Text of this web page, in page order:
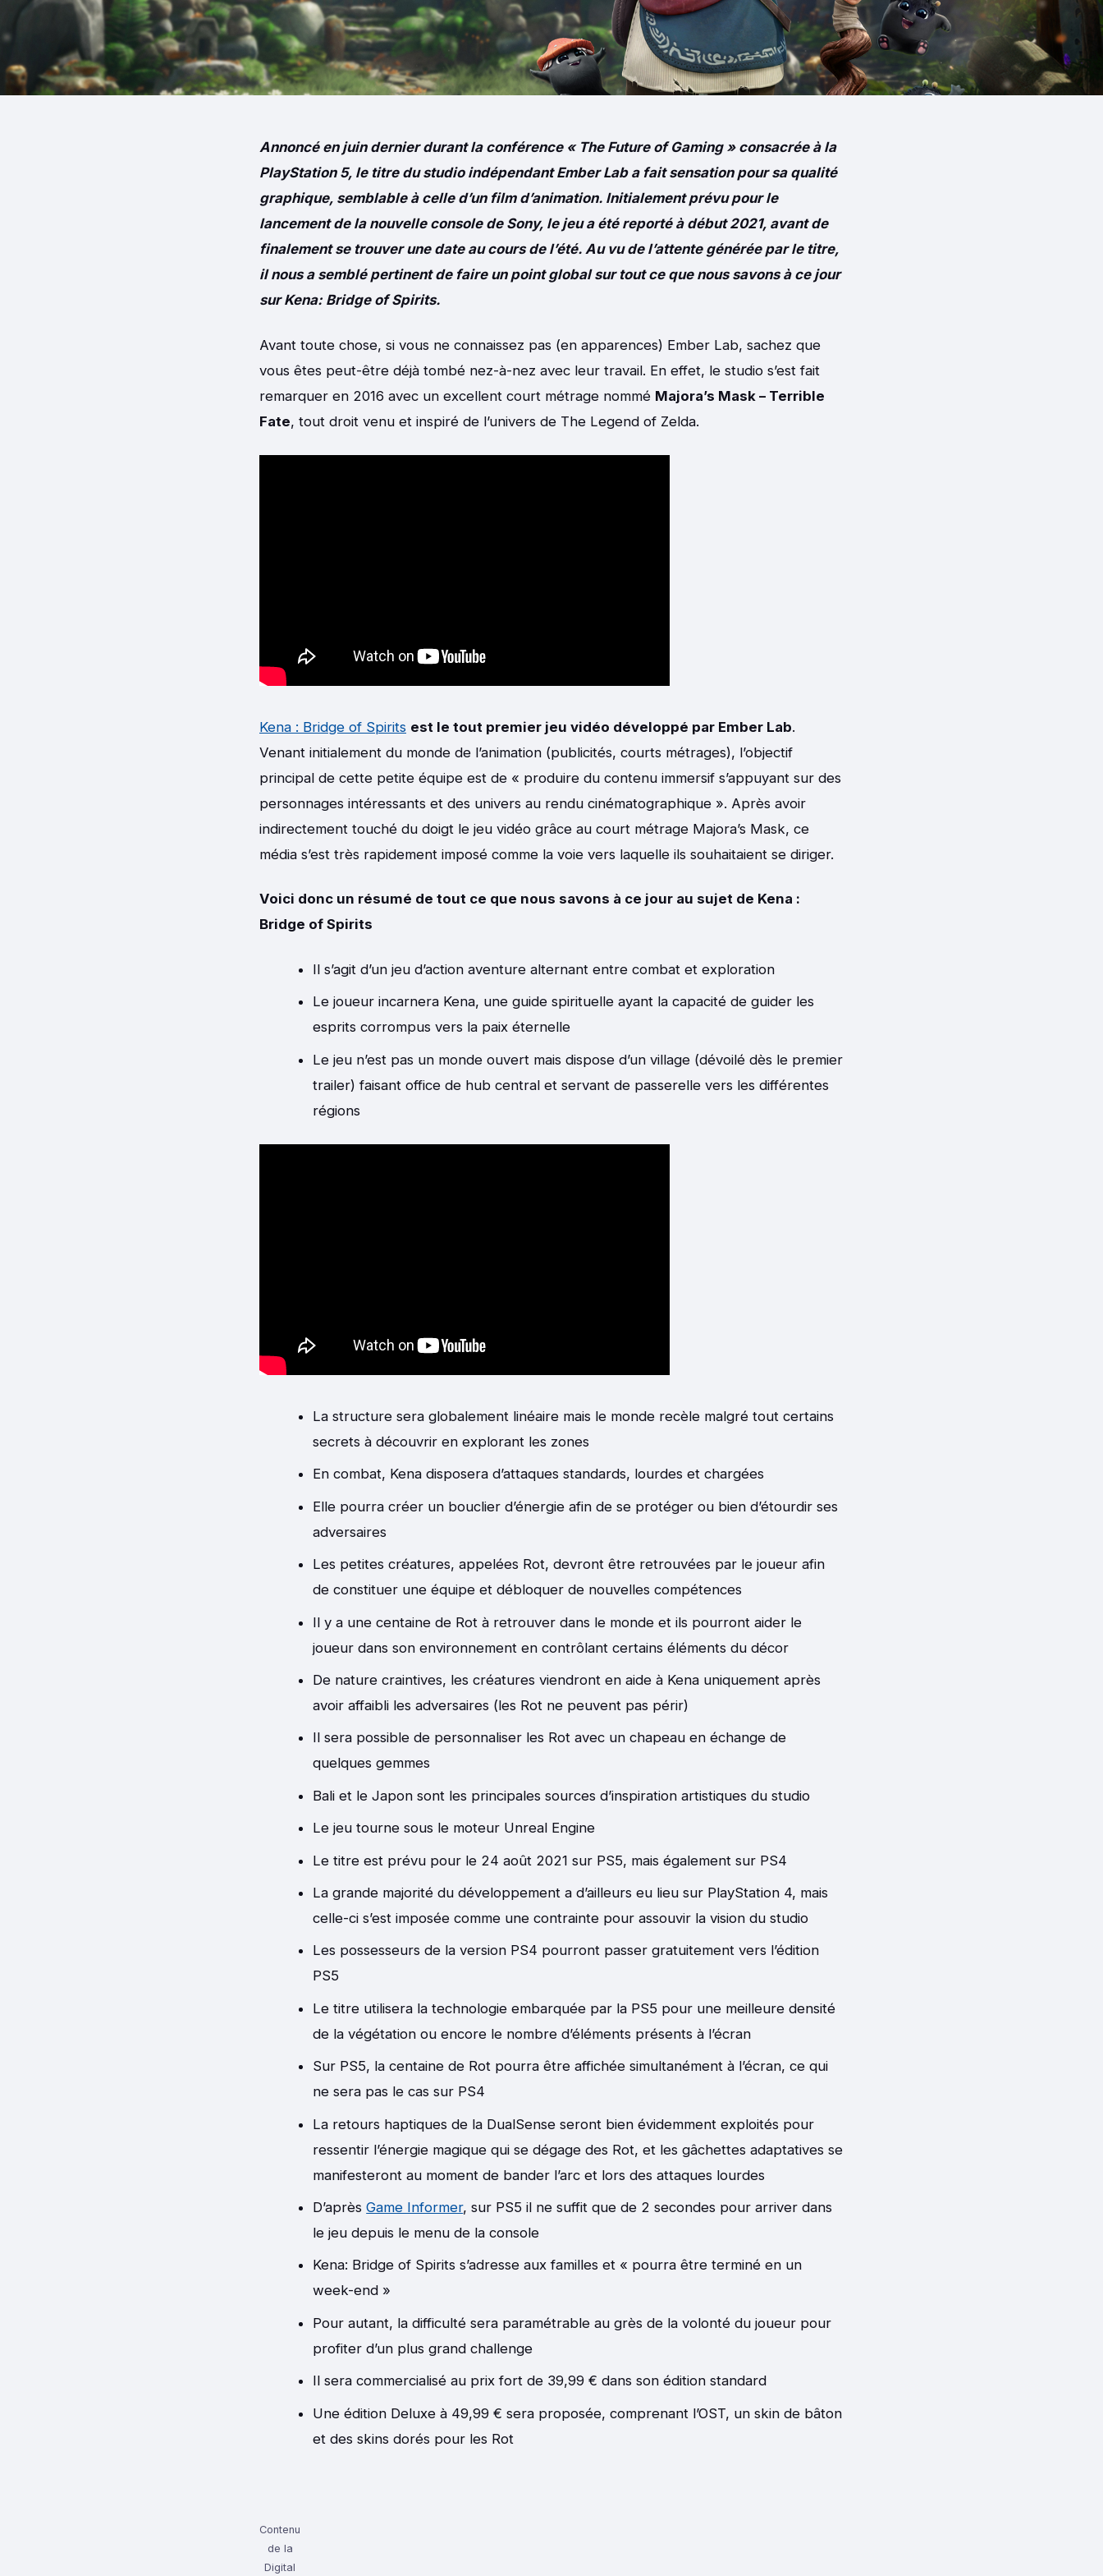
Annoncé en juin dernier durant la conférence « The Future of Gaming » consacrée à la
PlayStation 5, le titre du studio indépendant Ember Lab a fait sensation pour sa qualité
graphique, semblable à celle d’un film d’animation. Initialement prévu pour le
lancement de la nouvelle console de Sony, le jeu a été reporté à début 2021, avant de
finalement se trouver une date au cours de l’été. Au vu de l’attente générée par le titre,
il nous a semblé pertinent de faire un point global sur tout ce que nous savons à ce jour
sur Kena: Bridge of Spirits.
Avant toute chose, si vous ne connaissez pas (en apparences) Ember Lab, sachez que
vous êtes peut-être déjà tombé nez-à-nez avec leur travail. En effet, le studio s’est fait
remarquer en 2016 avec un excellent court métrage nommé Majora’s Mask – Terrible
Fate, tout droit venu et inspiré de l’univers de The Legend of Zelda.
Kena : Bridge of Spirits est le tout premier jeu vidéo développé par Ember Lab.
Venant initialement du monde de l’animation (publicités, courts métrages), l’objectif
principal de cette petite équipe est de « produire du contenu immersif s’appuyant sur des
personnages intéressants et des univers au rendu cinématographique ». Après avoir
indirectement touché du doigt le jeu vidéo grâce au court métrage Majora’s Mask, ce
média s’est très rapidement imposé comme la voie vers laquelle ils souhaitaient se diriger.
Voici donc un résumé de tout ce que nous savons à ce jour au sujet de Kena :
Bridge of Spirits
Il s’agit d’un jeu d’action aventure alternant entre combat et exploration
Le joueur incarnera Kena, une guide spirituelle ayant la capacité de guider les
esprits corrompus vers la paix éternelle
Le jeu n’est pas un monde ouvert mais dispose d’un village (dévoilé dès le premier
trailer) faisant office de hub central et servant de passerelle vers les différentes
régions
La structure sera globalement linéaire mais le monde recèle malgré tout certains
secrets à découvrir en explorant les zones
En combat, Kena disposera d’attaques standards, lourdes et chargées
Elle pourra créer un bouclier d’énergie afin de se protéger ou bien d’étourdir ses
adversaires
Les petites créatures, appelées Rot, devront être retrouvées par le joueur afin
de constituer une équipe et débloquer de nouvelles compétences
Il y a une centaine de Rot à retrouver dans le monde et ils pourront aider le
joueur dans son environnement en contrôlant certains éléments du décor
De nature craintives, les créatures viendront en aide à Kena uniquement après
avoir affaibli les adversaires (les Rot ne peuvent pas périr)
Il sera possible de personnaliser les Rot avec un chapeau en échange de
quelques gemmes
Bali et le Japon sont les principales sources d’inspiration artistiques du studio
Le jeu tourne sous le moteur Unreal Engine
Le titre est prévu pour le 24 août 2021 sur PS5, mais également sur PS4
La grande majorité du développement a d’ailleurs eu lieu sur PlayStation 4, mais
celle-ci s’est imposée comme une contrainte pour assouvir la vision du studio
Les possesseurs de la version PS4 pourront passer gratuitement vers l’édition
PS5
Le titre utilisera la technologie embarquée par la PS5 pour une meilleure densité
de la végétation ou encore le nombre d’éléments présents à l’écran
Sur PS5, la centaine de Rot pourra être affichée simultanément à l’écran, ce qui
ne sera pas le cas sur PS4
La retours haptiques de la DualSense seront bien évidemment exploités pour
ressentir l’énergie magique qui se dégage des Rot, et les gâchettes adaptatives se
manifesteront au moment de bander l’arc et lors des attaques lourdes
D’aprèsGame Informer, sur PS5 il ne suffit que de 2 secondes pour arriver dans
le jeu depuis le menu de la console
Kena: Bridge of Spirits s’adresse aux familles et « pourra être terminé en un
week-end »
Pour autant, la difficulté sera paramétrable au grès de la volonté du joueur pour
profiter d’un plus grand challenge
Il sera commercialisé au prix fort de 39,99 € dans son édition standard
Une édition Deluxe à 49,99 € sera proposée, comprenant l’OST, un skin de bâton
et des skins dorés pour les Rot
Contenu
de la
Digital